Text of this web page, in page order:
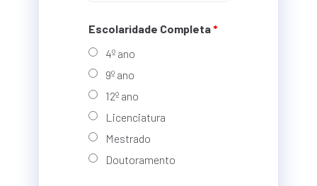
Escolaridade Completa*
4º ano
9º ano
12º ano
Licenciatura
Mestrado
Doutoramento